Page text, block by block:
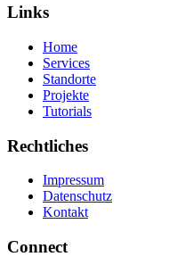
Links
Home
Services
Standorte
Projekte
Tutorials
Rechtliches
Impressum
Datenschutz
Kontakt
Connect